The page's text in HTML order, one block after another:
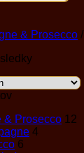
& Prosecco /
Zoradené
najnovších
& Prosecco 12
4
6